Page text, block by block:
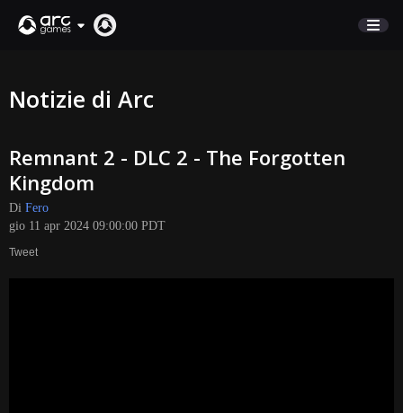
SUPPORTO
Accedi
English
Notizie di Arc
Remnant 2 - DLC 2 - The Forgotten
Kingdom
Di Fero
gio 11 apr 2024 09:00:00 PDT
Tweet